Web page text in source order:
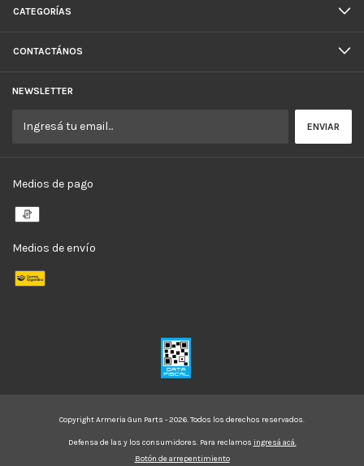
CATEGORÍAS
CONTACTÁNOS
NEWSLETTER
Medios de pago
Medios de envío
Copyright Armeria Gun Parts - 2026. Todos los derechos reservados.
Defensa de las y los consumidores. Para reclamos ingresá acá.
Botón de arrepentimiento